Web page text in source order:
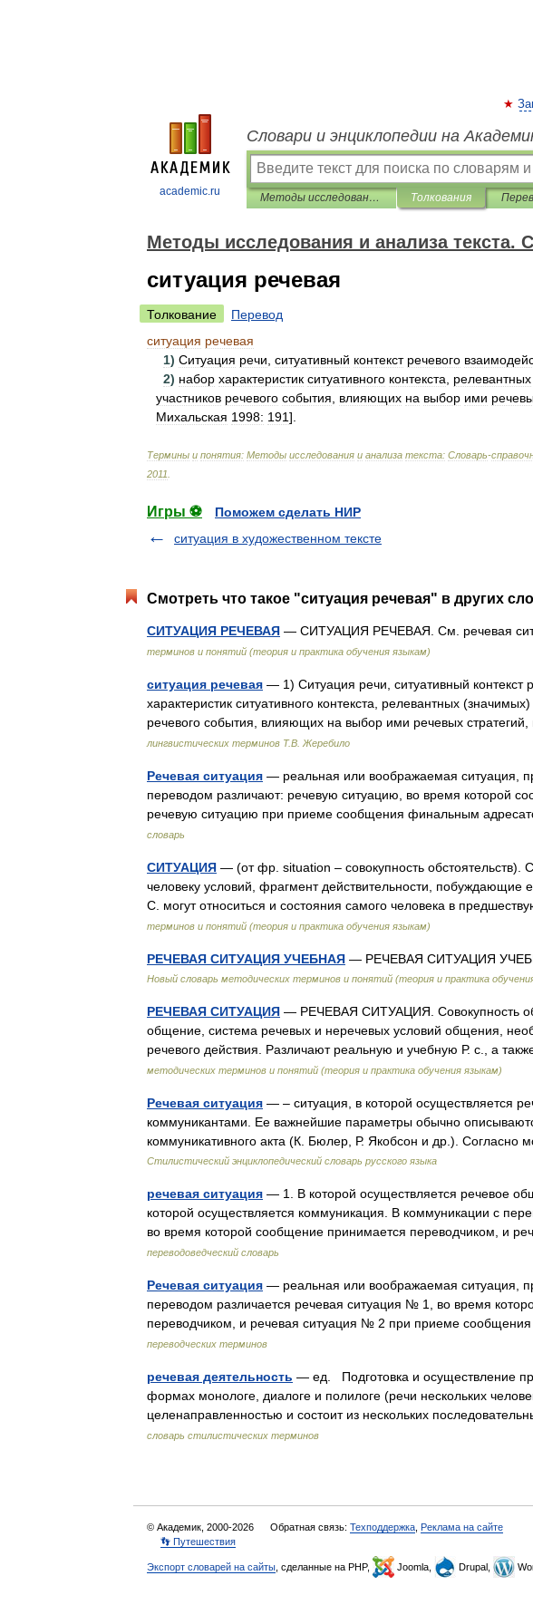
academic.ru
Словари и энциклопедии на
Методы исследования и анализа текста. Словарь-справочник Толкования
Методы исследования и анализа текста.
ситуация речевая
Толкование
Перевод
ситуация речевая
1) Ситуация речи ситуативный контекст речевого
2) набор характеристик ситуативного контекста релевантных
участников речевого события влияющих на выбор ими
Михальская 1998: 191].
Термины и понятия: Методы исследования и анализа текста: Словарь-
2011
Игры ⚽
Поможем сделать НИР
ситуация в художественном тексте
Смотреть что такое "ситуация речевая" в других
СИТУАЦИЯ РЕЧЕВАЯ — СИТУАЦИЯ РЕЧЕВАЯ. См. речевая
терминов и понятий (теория и практика обучения языкам)
ситуация речевая — 1) Ситуация речи, ситуативный контекст
характеристик ситуативного контекста, релевантных
речевого события, влияющих на выбор ими речевых
лингвистических терминов Т.В. Жеребило
Речевая ситуация — реальная или воображаемая ситуация,
переводом различают: речевую ситуацию, во время которой
речевую ситуацию при приеме сообщения финальным
словарь
СИТУАЦИЯ — (от фр. situation – совокупность
человеку условий, фрагмент действительности, побуждающие
С. могут относиться и состояния самого человека в
терминов и понятий (теория и практика обучения языкам)
РЕЧЕВАЯ СИТУАЦИЯ УЧЕБНАЯ — РЕЧЕВАЯ СИТУАЦИЯ
Новый словарь методических терминов и понятий (теория и практика
РЕЧЕВАЯ СИТУАЦИЯ — РЕЧЕВАЯ СИТУАЦИЯ. Совокупность
общение, система речевых и неречевых условий общения,
речевого действия. Различают реальную и учебную Р. с., а
методических терминов и понятий (теория и практика обучения языкам)
Речевая ситуация — – ситуация, в которой осуществляется
коммуникантами. Ее важнейшие параметры обычно
коммуникативного акта (К. Бюлер, Р. Якобсон и др.).
Стилистический энциклопедический словарь русского языка
речевая ситуация — 1. В которой осуществляется речевое
которой осуществляется коммуникация. В коммуникации с
во время которой сообщение принимается переводчиком, и
переводоведческий словарь
Речевая ситуация — реальная или воображаемая ситуация,
переводом различается речевая ситуация № 1, во время
переводчиком, и речевая ситуация № 2 при приеме
переводческих терминов
речевая деятельность — ед. Подготовка и осуществление
формах монологе, диалоге и полилоге (речи нескольких
целенаправленностью и состоит из нескольких
словарь стилистических терминов
© Академик, 2000-2026 Обратная связь: Техподдержка Реклама на сайте
👣 Путешествия
Экспорт словарей на сайты , сделанные на PHP, Joomla, Drupal,